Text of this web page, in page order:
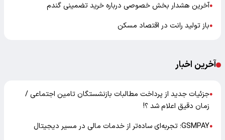
●آخرین هشدار بخش خصوصی درباره خرید تضمینی گندم
●باز تولید رانت در اقتصاد مسکن
آخرین اخبار
●جزئیات جدید از پرداخت مطالبات بازنشستگان تامین اجتماعی /
زمان دقیق اعلام شد ؟!
●GSMPAY؛ تجربه‌ای ساده‌تر از خدمات مالی در مسیر دیجیتال